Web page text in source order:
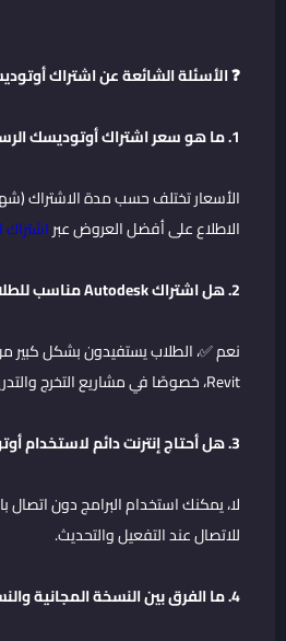
❓ الأسئلة الشائعة عن اشتراك
1. ما هو سعر اشتراك أوتوديسك الرسمي؟
الاطلاع على أفضل العروض عبر
2. هل اشتراك Autodesk مناسب للطلاب؟
Revit، خصوصًا في مشاريع التخرج والتدريب.
3. هل أحتاج إنترنت دائم لاستخدام أوتوديسك؟
لا، يمكنك استخدام البرامج دون اتصال
للاتصال عند التفعيل والتحديث.
4. ما الفرق بين النسخة المجانية والنسخة المدفوعة؟